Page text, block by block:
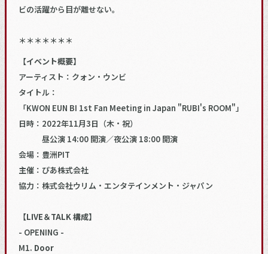
ビの活躍から目が離せない。
＊＊＊＊＊＊＊
【イベント概要】
アーティスト：クォン・ウンビ
タイトル：
「KWON EUN BI 1st Fan Meeting in Japan "RUBI's ROOM"」
日時：2022年11月3日（木・祝）
昼公演 14:00 開演／夜公演 18:00 開演
会場：豊洲PIT
主催：ぴあ株式会社
協力：株式会社ウリム・エンタテインメント・ジャパン
【LIVE＆TALK 構成】
- OPENING -
M1. Door